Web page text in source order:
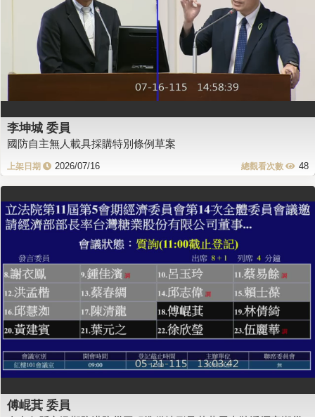
李坤城 委員
國防自主無人載具採購特別條例草案
2026/07/16 48
傅崐萁 委員